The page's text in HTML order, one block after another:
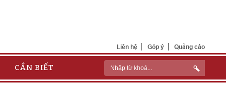
Liên hệ Góp ý Quảng cáo
CẦN BIẾT